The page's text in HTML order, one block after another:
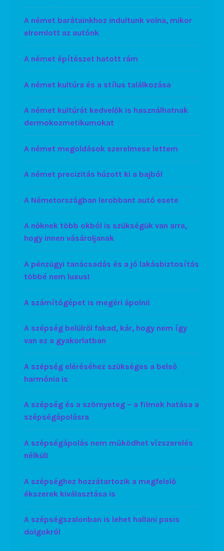
A német barátainkhoz indultunk volna, mikor
elromlott az autónk
A német építészet hatott rám
A német kultúra és a stílus találkozása
A német kultúrát kedvelők is használhatnak
dermokozmetikumokat
A német megoldások szerelmese lettem
A német precizitás húzott ki a bajból
A Németországban lerobbant autó esete
A nőknek több okból is szükségük van arra,
hogy innen vásároljanak
A pénzügyi tanácsadás és a jó lakásbiztosítás
többé nem luxus!
A számítógépet is megéri ápolni!
A szépség belülről fakad, kár, hogy nem így
van ez a gyakorlatban
A szépség eléréséhez szükséges a belső
harmónia is
A szépség és a szörnyeteg – a filmek hatása a
szépségápolásra
A szépségápolás nem működhet vízszerelés
nélkül!
A szépséghez hozzátartozik a megfelelő
ékszerek kiválasztása is
A szépségszalonban is lehet hallani pasis
dolgokról